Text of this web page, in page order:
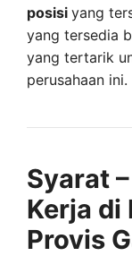
posisi yang
yang tersedia
yang tertarik
perusahaan ini.
Syarat
Kerja di
Provis